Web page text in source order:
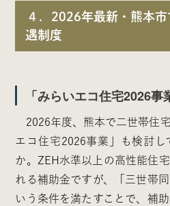
４．2026年最新・熊本
遇制度
「みらいエコ住宅2026
2026年度、熊本で二世帯住
エコ住宅2026事業」も検討し
か。ZEH水準以上の高性能住
れる補助金ですが、「三世帯
いう条件を満たすことで、補